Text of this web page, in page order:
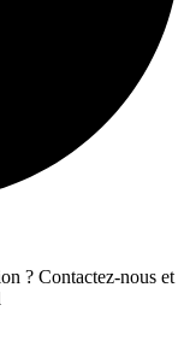
? Contactez-nous et